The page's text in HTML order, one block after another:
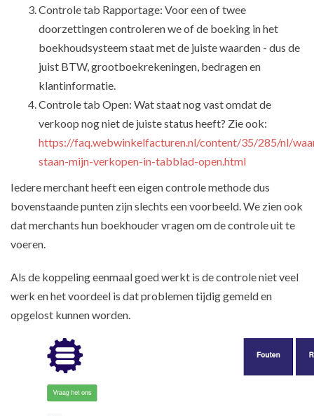
Controle tab Rapportage: Voor een of twee
doorzettingen controleren we of de boeking in het
boekhoudsysteem staat met de juiste waarden - dus de
juist BTW, grootboekrekeningen, bedragen en
klantinformatie.
Controle tab Open: Wat staat nog vast omdat de
verkoop nog niet de juiste status heeft? Zie ook:
https://faq.webwinkelfacturen.nl/content/35/285/nl/
staan-mijn-verkopen-in-tabblad-open.html
Iedere merchant heeft een eigen controle methode dus
bovenstaande punten zijn slechts een voorbeeld. We zien ook
dat merchants hun boekhouder vragen om de controle uit te
voeren.
Als de koppeling eenmaal goed werkt is de controle niet veel
werk en het voordeel is dat problemen tijdig gemeld en
opgelost kunnen worden.